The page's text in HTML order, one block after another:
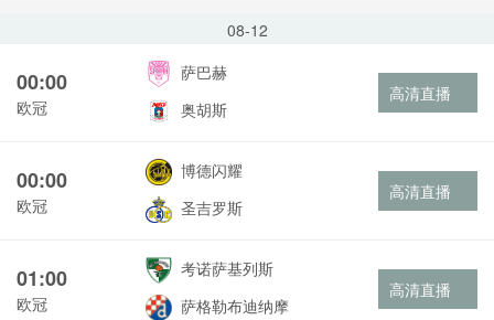
08-12
00:00
欧冠
萨巴赫
奥胡斯
高清直播
00:00
欧冠
博德闪耀
圣吉罗斯
高清直播
01:00
欧冠
考诺萨基列斯
萨格勒布迪纳摩
高清直播